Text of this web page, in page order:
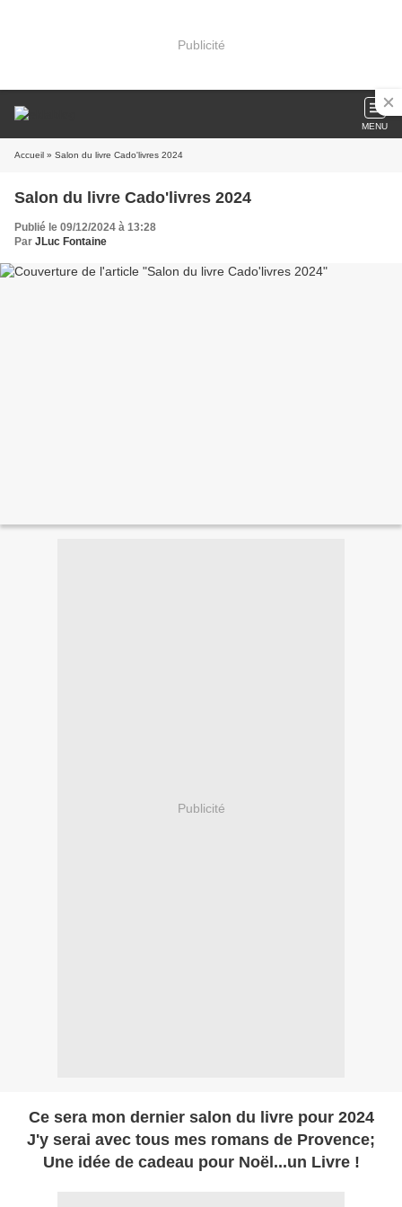
Publicité
MENU
Accueil » Salon du livre Cado'livres 2024
Salon du livre Cado'livres 2024
Publié le 09/12/2024 à 13:28
Par JLuc Fontaine
Publicité
Ce sera mon dernier salon du livre pour 2024
J'y serai avec tous mes romans de Provence;
Une idée de cadeau pour Noël...un Livre !